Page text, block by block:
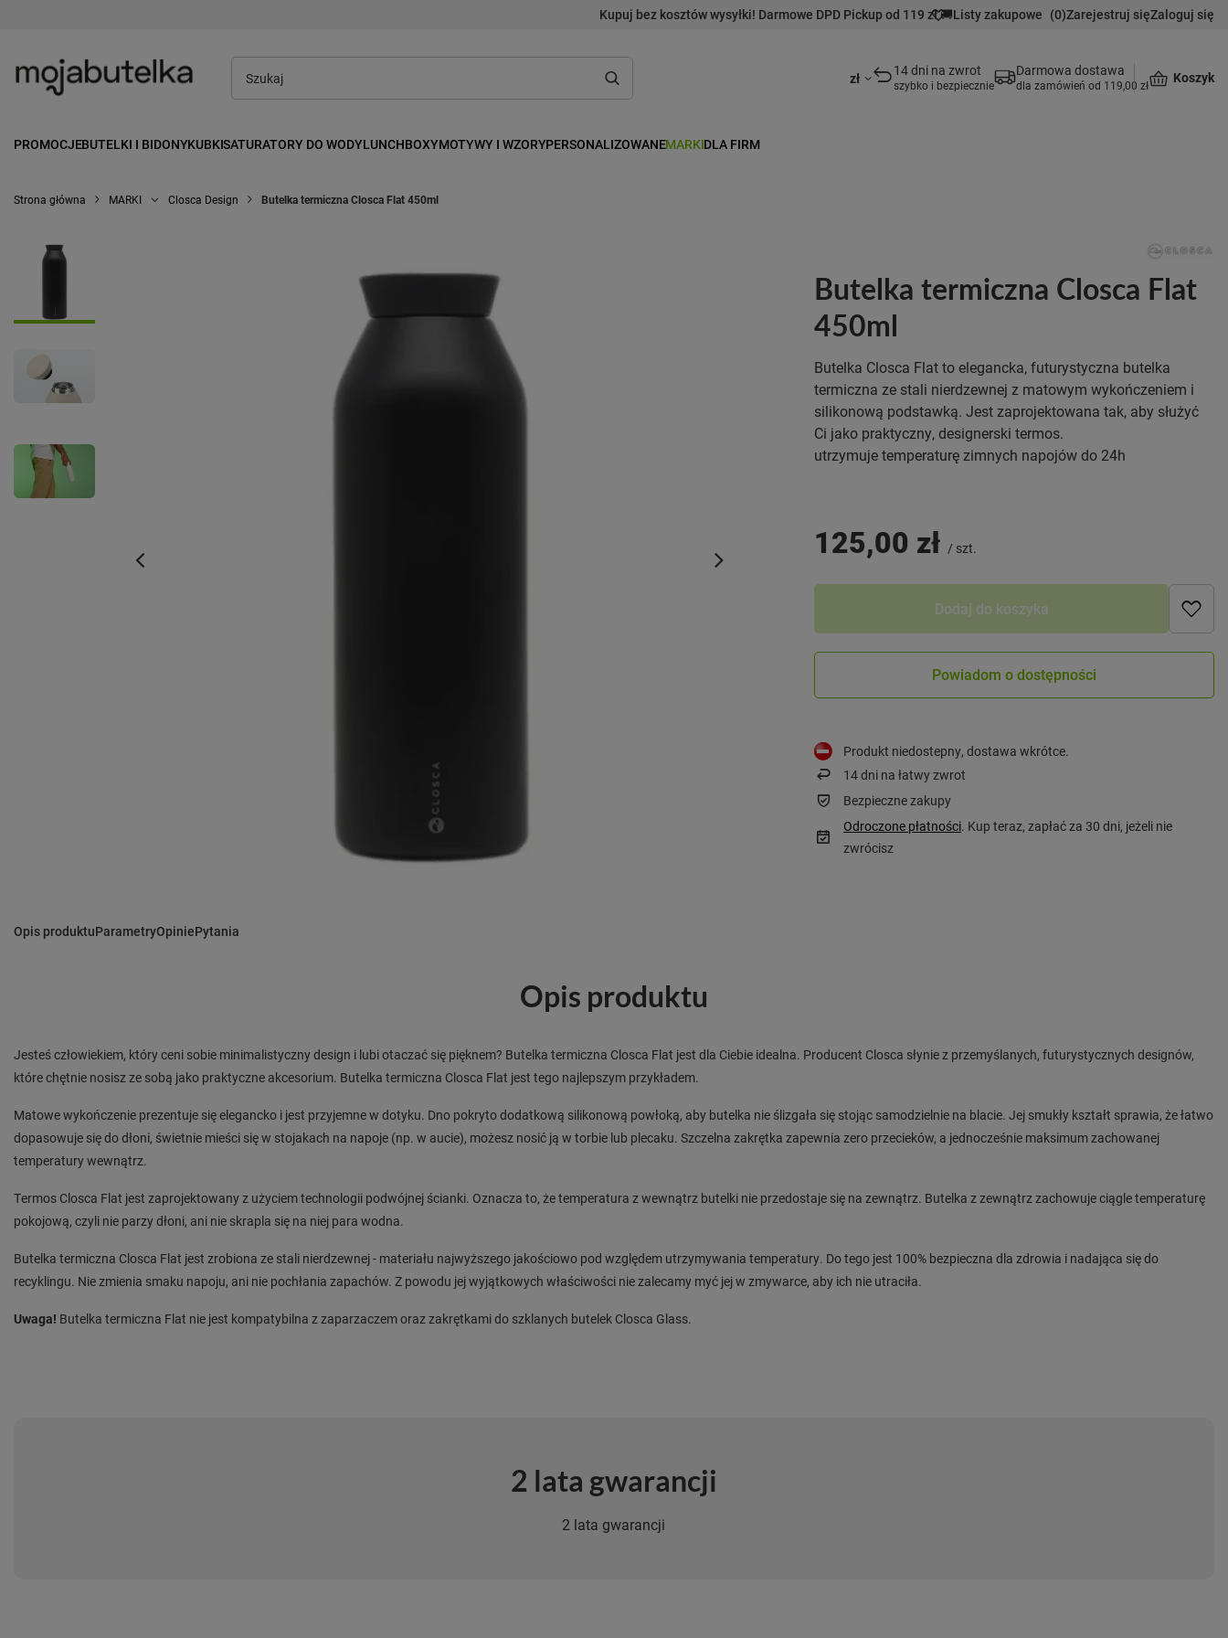
Kupuj bez kosztów wysyłki! Darmowe DPD Pickup od 119 zł 🚚Listy zakupowe (0)Zarejestruj sięZaloguj się
zł 14 dni na zwrot
szybko i bezpiecznie
Darmowa dostawa
dla zamówień od 119,00 zł Koszyk
PROMOCJEBUTELKI I BIDONYKUBKISATURATORY DO WODYLUNCHBOXYMOTYWY I WZORYPERSONALIZOWANEMARKIDLA FIRM
Strona główna MARKI Closca Design Butelka termiczna Closca Flat 450ml
Butelka termiczna Closca Flat
450ml
Butelka Closca Flat to elegancka, futurystyczna butelka
termiczna ze stali nierdzewnej z matowym wykończeniem i
silikonową podstawką. Jest zaprojektowana tak, aby służyć
Ci jako praktyczny, designerski termos.
utrzymuje temperaturę zimnych napojów do 24h
125,00 zł / szt.
Dodaj do koszyka
Powiadom o dostępności
Produkt niedostepny, dostawa wkrótce
14dni na łatwy zwrot
Bezpieczne zakupy
Odroczone płatności. Kup teraz, zapłać za 30 dni, jeżeli nie
zwrócisz
Opis produktuParametryOpiniePytania
Opis produktu
Jesteś człowiekiem, który ceni sobie minimalistyczny design i lubi otaczać się pięknem? Butelka termiczna Closca Flat jest dla Ciebie idealna. Producent Closca słynie z przemyślanych, futurystycznych designów,
które chętnie nosisz ze sobą jako praktyczne akcesorium. Butelka termiczna Closca Flat jest tego najlepszym przykładem.
Matowe wykończenie prezentuje się elegancko i jest przyjemne w dotyku. Dno pokryto dodatkową silikonową powłoką, aby butelka nie ślizgała się stojąc samodzielnie na blacie. Jej smukły kształt sprawia, że łatwo
dopasowuje się do dłoni, świetnie mieści się w stojakach na napoje (np. w aucie), możesz nosić ją w torbie lub plecaku. Szczelna zakrętka zapewnia zero przecieków, a jednocześnie maksimum zachowanej
temperatury wewnątrz.
Termos Closca Flat jest zaprojektowany z użyciem technologii podwójnej ścianki. Oznacza to, że temperatura z wewnątrz butelki nie przedostaje się na zewnątrz. Butelka z zewnątrz zachowuje ciągle temperaturę
pokojową, czyli nie parzy dłoni, ani nie skrapla się na niej para wodna.
Butelka termiczna Closca Flat jest zrobiona ze stali nierdzewnej - materiału najwyższego jakościowo pod względem utrzymywania temperatury. Do tego jest 100% bezpieczna dla zdrowia i nadająca się do
recyklingu. Nie zmienia smaku napoju, ani nie pochłania zapachów. Z powodu jej wyjątkowych właściwości nie zalecamy myć jej w zmywarce, aby ich nie utraciła.
Uwaga! Butelka termiczna Flat nie jest kompatybilna z zaparzaczem oraz zakrętkami do szklanych butelek Closca Glass.
2 lata gwarancji
2 lata gwarancji